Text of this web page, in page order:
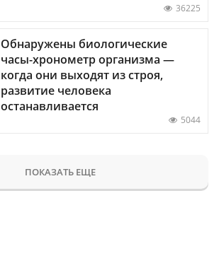
36225
Обнаружены биологические
часы-хронометр организма —
когда они выходят из строя,
развитие человека
останавливается
5044
ПОКАЗАТЬ ЕЩЕ